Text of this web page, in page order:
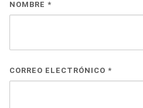
NOMBRE *
CORREO ELECTRÓNICO *